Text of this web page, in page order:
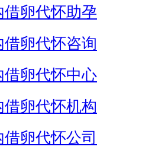
借卵代怀助孕
借卵代怀咨询
借卵代怀中心
借卵代怀机构
借卵代怀公司